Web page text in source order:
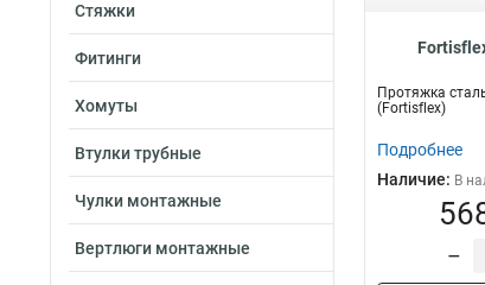
Стяжки
Фитинги
Хомуты
Втулки трубные
Чулки монтажные
Вертлюги монтажные
Протяжка
(Fortisflex)
Подробнее
Наличие: В
–